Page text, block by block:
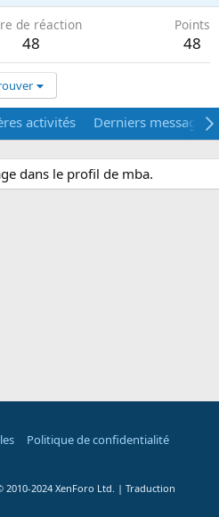
de réaction
48
Points
48
activités Derniers messages
dans le profil de mba.
Politique de confidentialité
2010-2024 XenForo Ltd. | Traduction